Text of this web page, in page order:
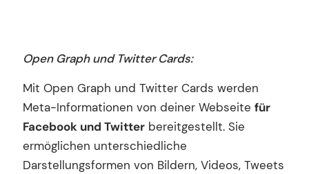
Open Graph und Twitter Cards:
Mit Open Graph und Twitter Cards werden
Meta-Informationen von deiner Webseite für
Facebook und Twitter bereitgestellt. Sie
ermöglichen unterschiedliche
Darstellungsformen von Bildern, Videos, Tweets